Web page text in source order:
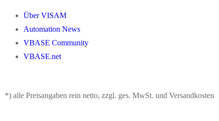
Über VISAM
Automation News
VBASE Community
VBASE.net
*) alle Preisangaben rein netto, zzgl. ges. MwSt. und Versandkosten